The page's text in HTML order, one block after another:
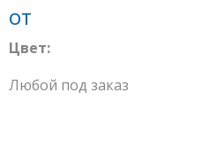
от
Цвет:
Любой под заказ